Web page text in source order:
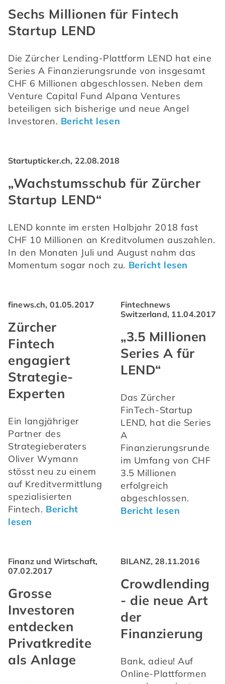
Sechs Millionen für Fintech
Startup LEND
Die Zürcher Lending-Plattform LEND hat eine
Series A Finanzierungsrunde von insgesamt
CHF 6 Millionen abgeschlossen. Neben dem
Venture Capital Fund Alpana Ventures
beteiligen sich bisherige und neue Angel
Investoren. Bericht lesen
Startupticker.ch, 22.08.2018
„Wachstumsschub für Zürcher
Startup LEND“
LEND konnte im ersten Halbjahr 2018 fast
CHF 10 Millionen an Kreditvolumen auszahlen.
In den Monaten Juli und August nahm das
Momentum sogar noch zu. Bericht lesen
finews.ch, 01.05.2017
Zürcher
Fintech
engagiert
Strategie-
Experten
Ein langjähriger
Partner des
Strategieberaters
Oliver Wymann
stösst neu zu einem
auf Kreditvermittlung
spezialisierten
Fintech. Bericht
lesen
Fintechnews
Switzerland, 11.04.2017
„3.5 Millionen
Series A für
LEND“
Das Zürcher
FinTech-Startup
LEND, hat die Series
A
Finanzierungsrunde
im Umfang von CHF
3.5 Millionen
erfolgreich
Bericht lesen
Finanz und Wirtschaft,
07.02.2017
Grosse
Investoren
entdecken
Privatkredite
als Anlage
BILANZ, 28.11.2016
Crowdlending
- die neue Art
der
Finanzierung
Bank, adieu! Auf
Online-Plattformen